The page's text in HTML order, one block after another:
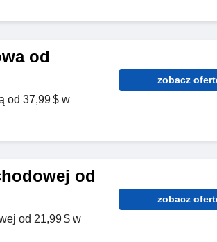
od
od 37,99 $ w
zobacz
od
od 21,99 $ w
zobacz